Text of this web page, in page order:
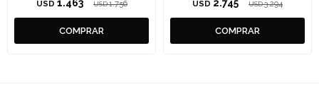
USD 1.463 USD 1.756 USD 2.745 USD 3.294